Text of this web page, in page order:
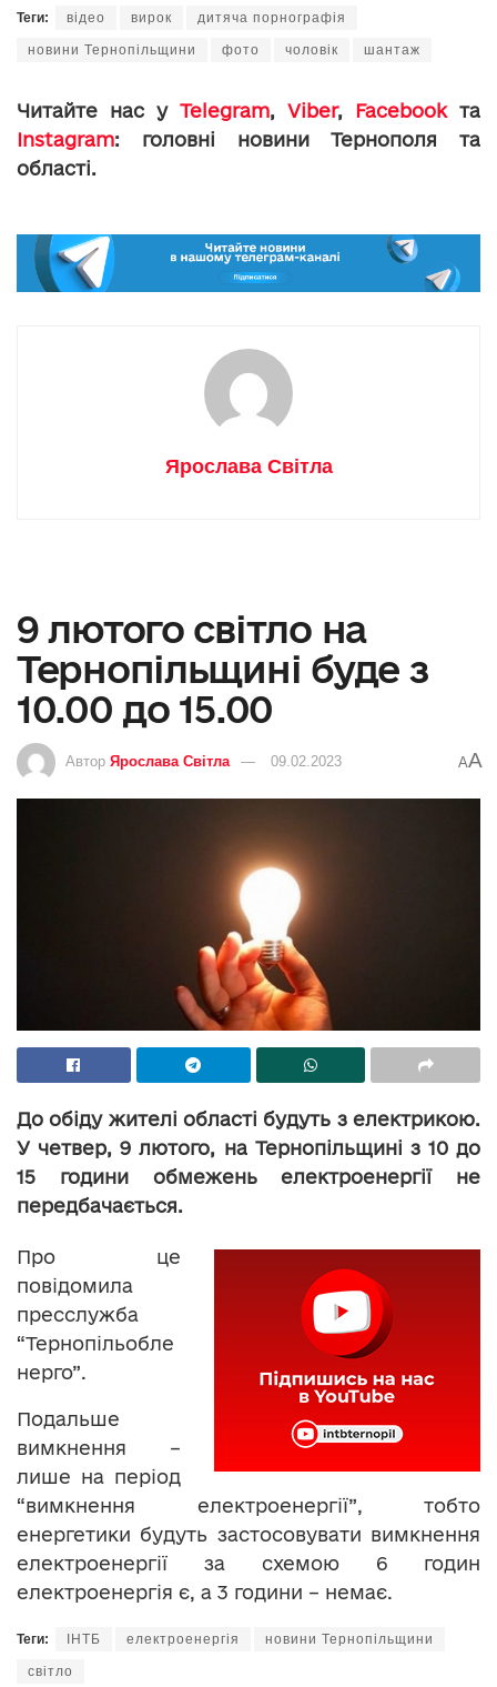
Теги: відео вирок дитяча порнографія
новини Тернопільщини фото чоловік шантаж
Читайте нас у Telegram, Viber, Facebookта
Instagram: головні новини Тернополя та
області.
Ярослава Світла
9 лютого світло на
Тернопільщині буде з
10.00 до 15.00
Автор Ярослава Світла 09.02.2023 AA
До обіду жителі області будуть з електрикою.
У четвер, 9 лютого, на Тернопільщині з 10 до
15 години обмежень електроенергії не
передбачається.
Про це
повідомила
пресслужба
“Тернопільобле
нерго”.
Подальше
вимкнення –
лише на період
“вимкнення електроенергії”, тобто
енергетики будуть застосовувати вимкнення
електроенергії за схемою 6 годин
електроенергія є, а 3 години – немає.
Теги: ІНТБ електроенергія новини Тернопільщини
світло